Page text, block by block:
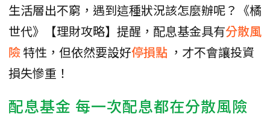
生活層出不窮，遇到這種狀況該怎麼辦呢？《橘
世代》【理財攻略】提醒，配息基金具有分散風
險特性，但依然要設好停損點 ，才不會讓投資
損失慘重！
配息基金 每一次配息都在分散風險